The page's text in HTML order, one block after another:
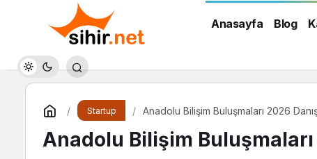
Anasayfa Blog
Startup Anadolu Bilişim Buluşmaları 2026
Anadolu Bilişim